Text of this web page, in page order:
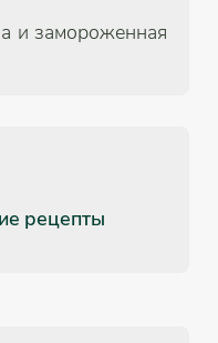
и замороженная
рецепты